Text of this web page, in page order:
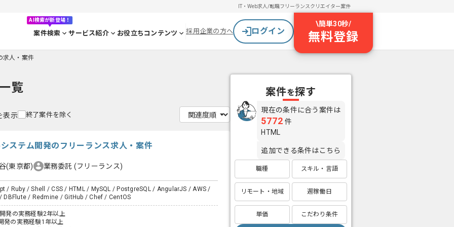
IT・Web求人/転職フリーランスクリエイター案件
AI検索が新登場！
案件検索 サービス紹介 お役立ちコンテンツ 採用企業の方へ ログイン
\簡単30秒/
無料登録
求人・案件
覧
表示 終了案件を除く
ステム開発のフリーランス求人・案件
(東京都) 業務委託 (フリーランス)
/ Ruby / Shell / CSS / HTML / MySQL / PostgreSQL / AngularJS / AWS /
DBFlute / Redmine / GitHub / Chef / CentOS
発の実務経験2年以上
発の実務経験1年以上
案件を探す
現在の条件に合う案件は
5772 件
HTML
追加できる条件はこちら
職種 スキル・言語
リモート・地域 週稼働日
単価 こだわり条件